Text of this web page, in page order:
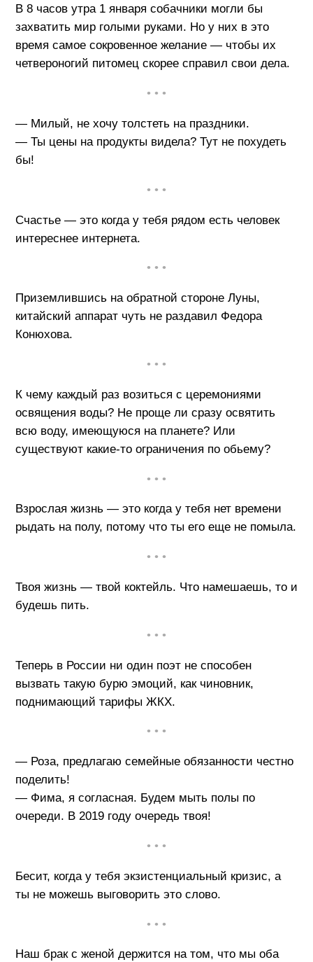
В 8 часов утра 1 января собачники могли бы
захватить мир голыми руками. Но у них в это
время самое сокровенное желание — чтобы их
четвероногий питомец скорее справил свои дела.
• • •
— Милый, не хочу толстеть на праздники.
— Ты цены на продукты видела? Тут не похудеть
бы!
• • •
Счастье — это когда у тебя рядом есть человек
интереснее интернета.
• • •
Приземлившись на обратной стороне Луны,
китайский аппарат чуть не раздавил Федора
Конюхова.
• • •
К чему каждый раз возиться с церемониями
освящения воды? Не проще ли сразу освятить
всю воду, имеющуюся на планете? Или
существуют какие-то ограничения по обьему?
• • •
Взрослая жизнь — это когда у тебя нет времени
рыдать на полу, потому что ты его еще не помыла.
• • •
Твоя жизнь — твой коктейль. Что намешаешь, то и
будешь пить.
• • •
Теперь в России ни один поэт не способен
вызвать такую бурю эмоций, как чиновник,
поднимающий тарифы ЖКХ.
• • •
— Роза, предлагаю семейные обязанности честно
поделить!
— Фима, я согласная. Будем мыть полы по
очереди. В 2019 году очередь твоя!
• • •
Бесит, когда у тебя экзистенциальный кризис, а
ты не можешь выговорить это слово.
• • •
Наш брак с женой держится на том, что мы оба